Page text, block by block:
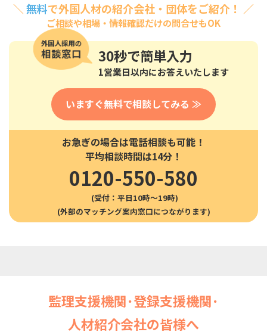
＼ 無料で外国人材の紹介会社・団体をご紹介！ ／
ご相談や相場・情報確認だけの問合せもOK
30秒で簡単入力
1営業日以内にお答えいたします
いますぐ無料で相談してみる ≫
お急ぎの場合は電話相談も可能！
平均相談時間は14分！
0120-550-580
(受付：平日10時〜19時)
監理支援機関･登録支援機関･
人材紹介会社の皆様へ